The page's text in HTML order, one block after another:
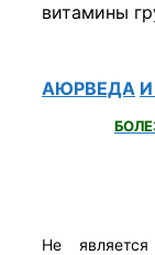
витамины
АЮРВЕДА
Не